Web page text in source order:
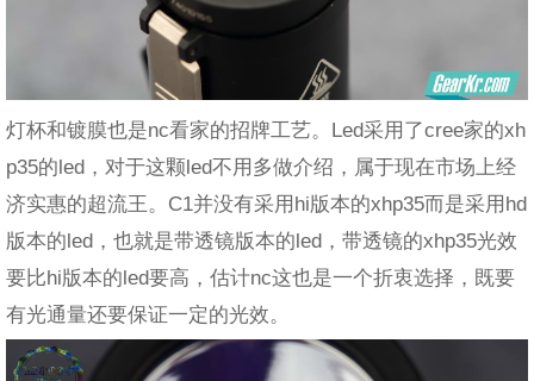
灯杯和镀膜也是nc看家的招牌工艺。Led采用了cree家的xh
p35的led，对于这颗led不用多做介绍，属于现在市场上经
济实惠的超流王。C1并没有采用hi版本的xhp35而是采用hd
版本的led，也就是带透镜版本的led，带透镜的xhp35光效
要比hi版本的led要高，估计nc这也是一个折衷选择，既要
有光通量还要保证一定的光效。